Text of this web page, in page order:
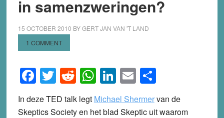
in samenzweringen?
15 OCTOBER 2010 BYGERT JAN VAN 'T LAND
1 COMMENT
Facebook
Twitter
Reddit
WhatsApp
LinkedIn
EmailShare
In deze TED talk legt Michael Shermervan de
Skeptics Society en het blad Skeptic uit waarom